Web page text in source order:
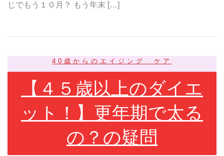
じでもう１０月？ もう年末 […]
40歳からのエイジング ケア
【４５歳以上のダイエ
ット！】更年期で太る
の？の疑問